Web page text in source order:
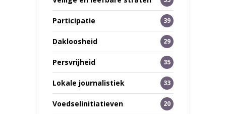
Participatie 39
Dakloosheid 29
Persvrijheid 35
Lokale journalistiek 33
Voedselinitiatieven 20